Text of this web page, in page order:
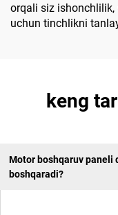
orqali siz
uchun tinchlikni
keng
Motor boshqaruv paneli
boshqaradi?